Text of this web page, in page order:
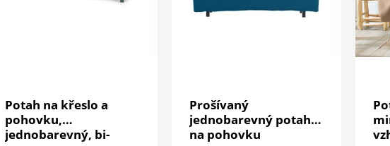
Potah na křeslo a
pohovku,
jednobarevný, bi-
Prošívaný
jednobarevný potah
na pohovku